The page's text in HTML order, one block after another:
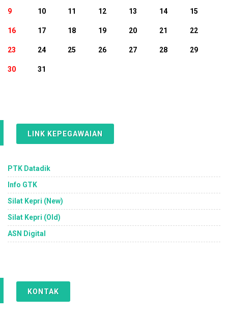
9 10 11 12 13 14 15
16 17 18 19 20 21 22
23 24 25 26 27 28 29
30 31
LINK KEPEGAWAIAN
PTK Datadik
Info GTK
Silat Kepri (New)
Silat Kepri (Old)
ASN Digital
KONTAK